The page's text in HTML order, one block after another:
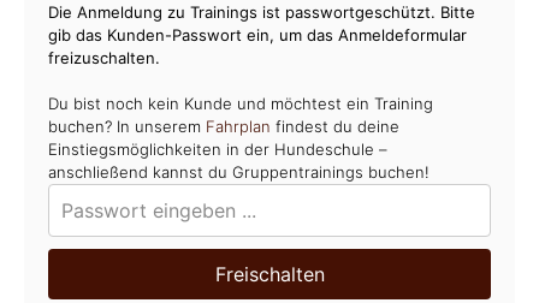
Die Anmeldung zu Trainings ist passwortgeschützt. Bitte
gib das Kunden-Passwort ein, um das Anmeldeformular
freizuschalten.
Du bist noch kein Kunde und möchtest ein Training
buchen? In unserem Fahrplan findest du deine
Einstiegsmöglichkeiten in der Hundeschule –
anschließend kannst du Gruppentrainings buchen!
Freischalten